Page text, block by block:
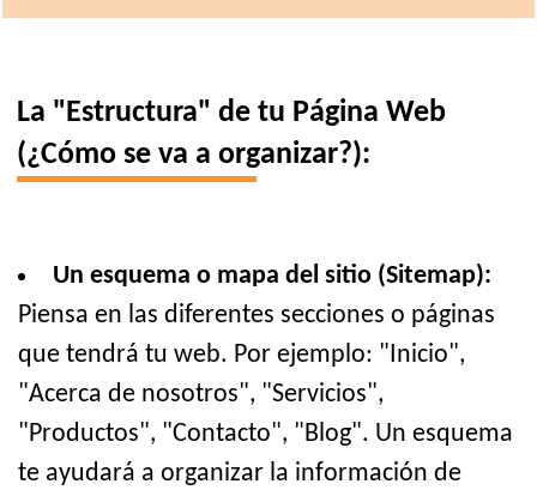
La "Estructura" de tu Página Web
(¿Cómo se va a organizar?):
Un esquema o mapa del sitio (Sitemap):
Piensa en las diferentes secciones o páginas
que tendrá tu web. Por ejemplo: "Inicio",
"Acerca de nosotros", "Servicios",
"Productos", "Contacto", "Blog". Un esquema
te ayudará a organizar la información de